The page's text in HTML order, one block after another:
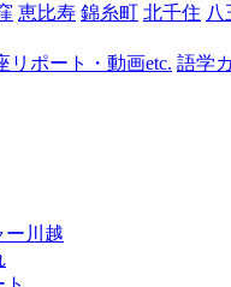
川
越
恵比寿 錦糸町 北千住 八
リポート・動画etc. 語学
ー川越